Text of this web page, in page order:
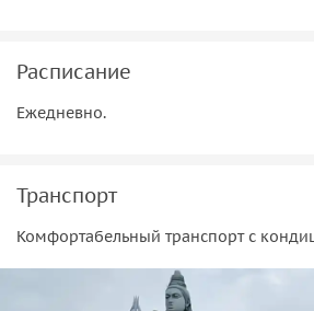
Расписание
Ежедневно.
Транспорт
Комфортабельный транспорт с